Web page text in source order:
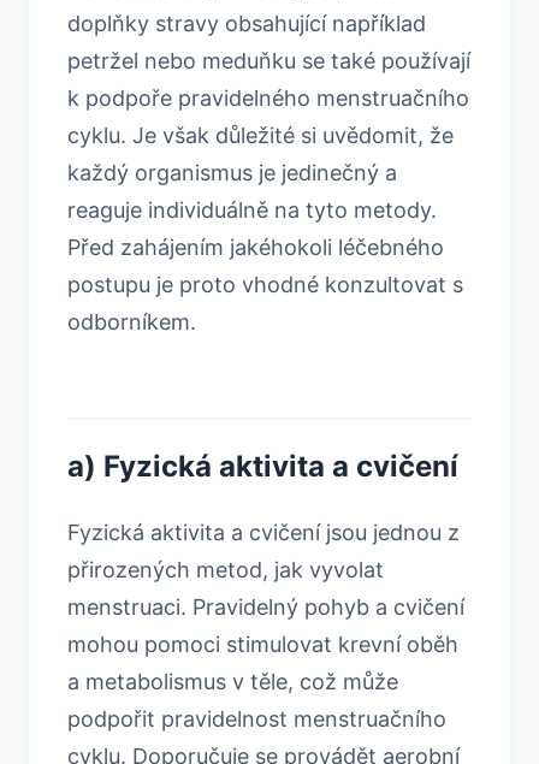
doplňky stravy obsahující například
petržel nebo meduňku se také používají
k podpoře pravidelného menstruačního
cyklu. Je však důležité si uvědomit, že
každý organismus je jedinečný a
reaguje individuálně na tyto metody.
Před zahájením jakéhokoli léčebného
postupu je proto vhodné konzultovat s
odborníkem.
a) Fyzická aktivita a cvičení
Fyzická aktivita a cvičení jsou jednou z
přirozených metod, jak vyvolat
menstruaci. Pravidelný pohyb a cvičení
mohou pomoci stimulovat krevní oběh
a metabolismus v těle, což může
podpořit pravidelnost menstruačního
cyklu. Doporučuje se provádět aerobní